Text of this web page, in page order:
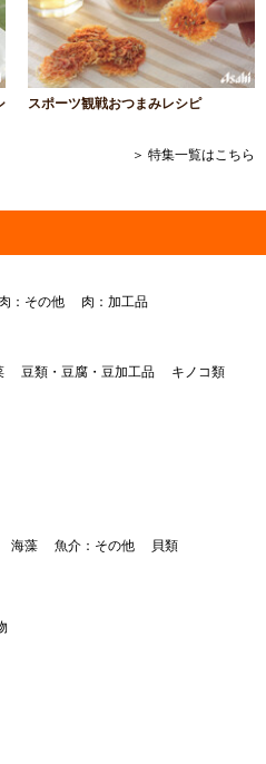
スポーツ観戦おつまみレシピ
＞ 特集一覧はこちら
肉：その他 肉：加工品
豆類・豆腐・豆加工品
キノコ類
海藻 魚介：その他 貝類